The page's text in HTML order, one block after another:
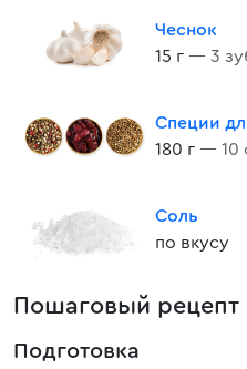
Чеснок
15 г — 3
Специи
180 г — 10
Соль
по вкусу
Пошаговый рецепт
Подготовка